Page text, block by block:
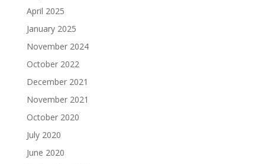
April 2025
January 2025
November 2024
October 2022
December 2021
November 2021
October 2020
July 2020
June 2020